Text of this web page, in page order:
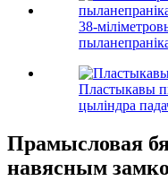
38-
Пластыкавы
цыліндра
Прамысловая
навясным